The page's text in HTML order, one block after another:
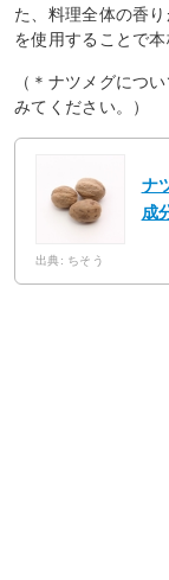
た、料理全体の香
を使用することで
（＊ナツメグにつ
みてください。）
ナ
成
出典: ちそう